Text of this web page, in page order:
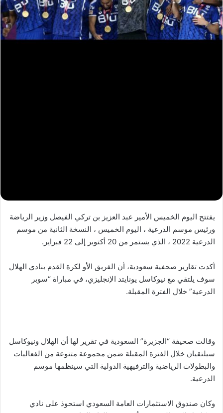
يفتتح اليوم الخميس الأمير عبد العزيز بن تركي الفيصل وزير الرياضة
ورئيس موسم الدرعية ، اليوم الخميس ، النسخة الثانية من موسم
الدرعية 2022 ، الذي يستمر من 20 أكتوبر إلى 22 فبراير.
أكدت تقارير صحفية سعودية، أن الفريق الأو لكرة القدم بنادي الهلال
سوف يلتقي مع نيوكاسل يونايتد الإنجليزي، في مباراة “سوبر
الدرعية” خلال الفترة المقبلة.
وقالت صحيفة “الجزيرة” السعودية في تقرير لها أن الهلال ونيوكاسل
سيلتقيان خلال الفترة المقبلة ضمن مجموعة متنوعة من الفعاليات
والبطولات الرياضية والترفيهية الدولية التي سينظمها موسم
الدرعية.
وكان صندوق الاستثمارات العامة السعودي استحوذ على نادي